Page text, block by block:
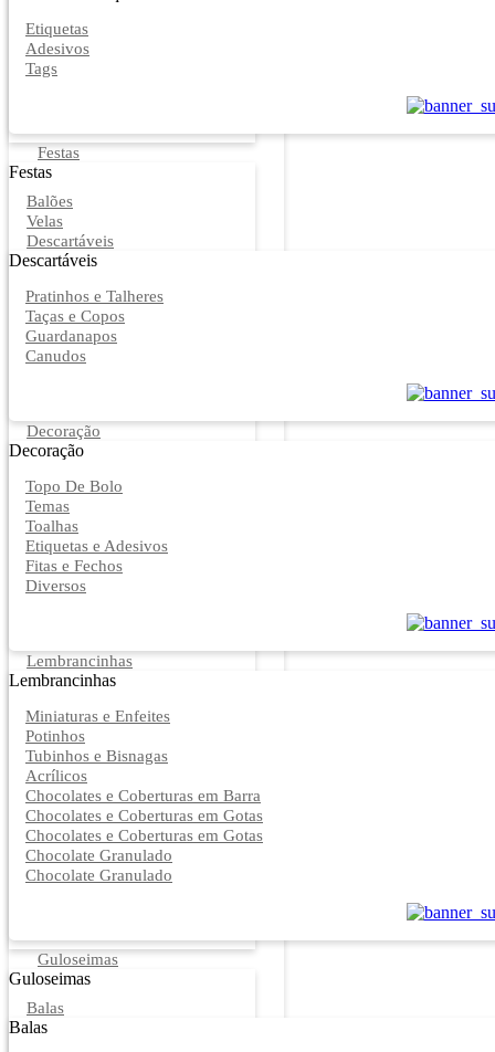
Etiquetas
Adesivos
Tags
Festas
Festas
Balões
Velas
Descartáveis
Descartáveis
Pratinhos e Talheres
Taças e Copos
Guardanapos
Canudos
Decoração
Decoração
Topo De Bolo
Temas
Toalhas
Etiquetas e Adesivos
Fitas e Fechos
Diversos
Lembrancinhas
Lembrancinhas
Miniaturas e Enfeites
Potinhos
Tubinhos e Bisnagas
Acrílicos
Chocolates e Coberturas em Barra
Chocolates e Coberturas em Gotas
Chocolates e Coberturas em Gotas
Chocolate Granulado
Chocolate Granulado
Guloseimas
Guloseimas
Balas
Balas